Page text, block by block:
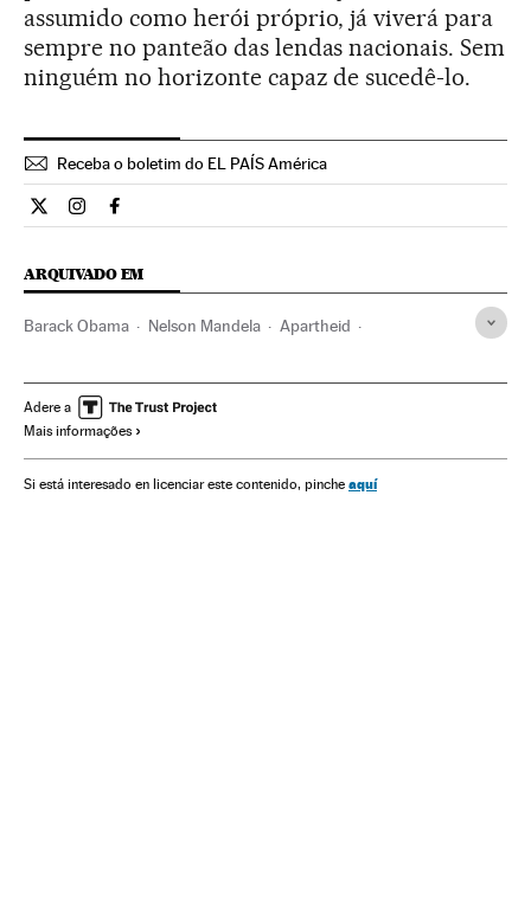
assumido como herói próprio, já viverá para
sempre no panteão das lendas nacionais. Sem
ninguém no horizonte capaz de sucedê-lo.
Receba o boletim do EL PAÍS América
Internacional El País Brasil en Twitter
Internacional El País Brasil en Instagram
Internacional El País Brasil en Facebook
ARQUIVADO EM
Barack Obama Nelson Mandela Apartheid
África subsaariana África meridional
América do Norte
Problemas sociais América Sociedade Política
Adere a
Mais informações
Si está interesado en licenciar este contenido, pinche aquí